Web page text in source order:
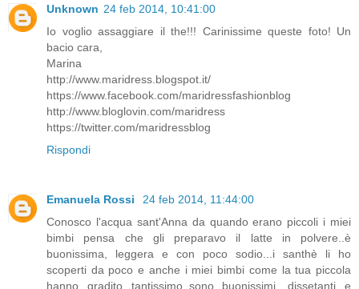
Unknown 24 feb 2014, 10:41:00
Io voglio assaggiare il the!!! Carinissime queste foto! Un
bacio cara,
Marina
http://www.maridress.blogspot.it/
https://www.facebook.com/maridressfashionblog
http://www.bloglovin.com/maridress
https://twitter.com/maridressblog
Rispondi
Emanuela Rossi
24 feb 2014, 11:44:00
Conosco l'acqua sant'Anna da quando erano piccoli i miei
bimbi pensa che gli preparavo il latte in polvere..è
buonissima, leggera e con poco sodio...i santhè li ho
scoperti da poco e anche i miei bimbi come la tua piccola
hanno gradito tantissimo..sono buonissimi, dissetanti e